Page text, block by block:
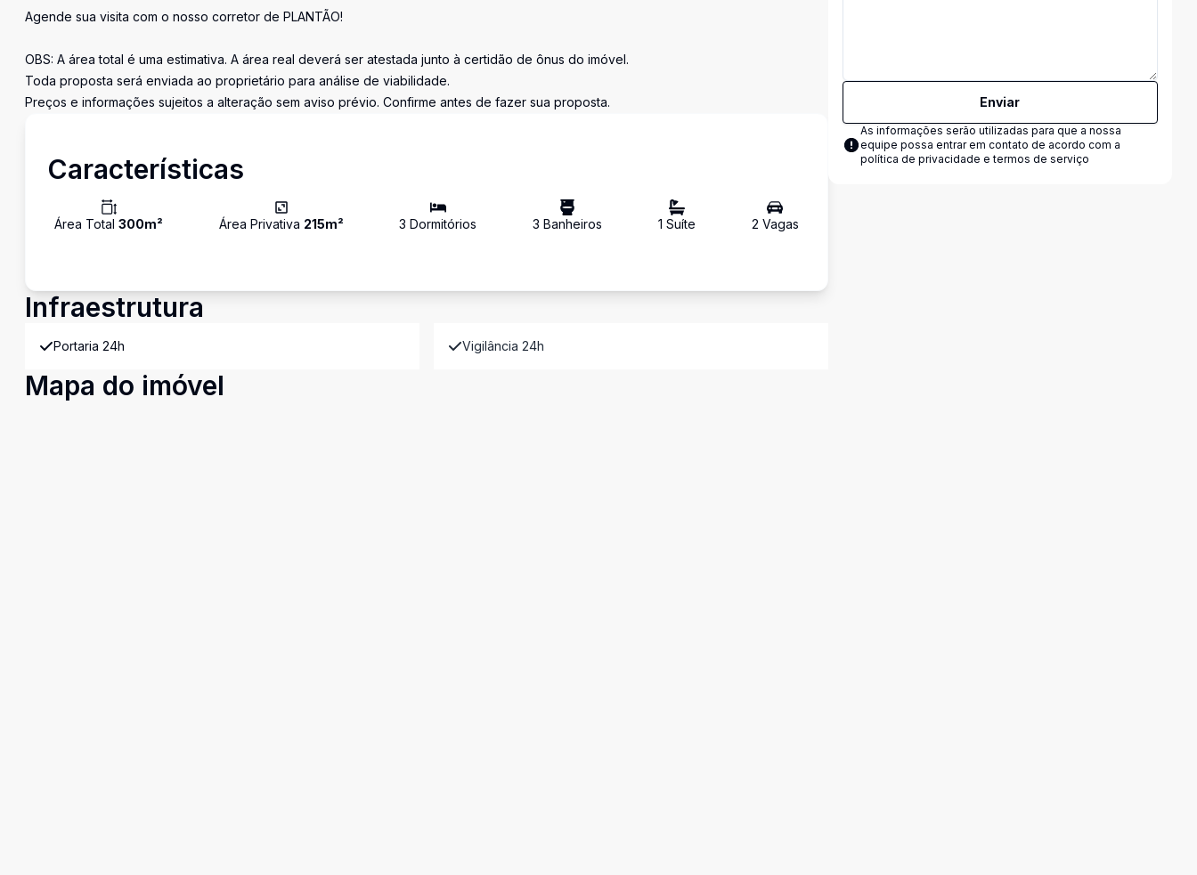
Agende sua visita com o nosso corretor de PLANTÃO!
OBS: A área total é uma estimativa. A área real deverá ser atestada junto à certidão de ônus do imóvel.
Toda proposta será enviada ao proprietário para análise de viabilidade.
Preços e informações sujeitos a alteração sem aviso prévio. Confirme antes de fazer sua proposta.
Características
Área Total 300m² Área Privativa 215m² 3 Dormitórios 3 Banheiros 1 Suíte 2 Vagas
Infraestrutura
Portaria 24h Vigilância 24h
Mapa do imóvel
Enviar
As informações serão utilizadas para que a nossa
equipe possa entrar em contato de acordo com a
política de privacidade e termos de serviço